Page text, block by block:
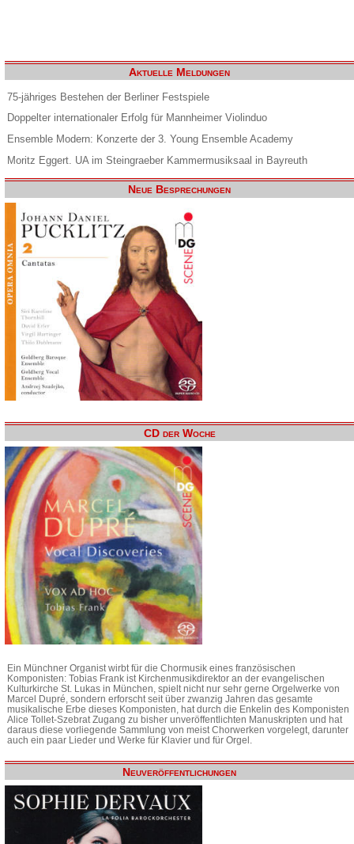
Aktuelle Meldungen
75-jähriges Bestehen der Berliner Festspiele
Doppelter internationaler Erfolg für Mannheimer Violinduo
Ensemble Modern: Konzerte der 3. Young Ensemble Academy
Moritz Eggert. UA im Steingraeber Kammermusiksaal in Bayreuth
Neue Besprechungen
CD der Woche
Ein Münchner Organist wirbt für die Chormusik eines französischen
Komponisten: Tobias Frank ist Kirchenmusikdirektor an der evangelischen
Kulturkirche St. Lukas in München, spielt nicht nur sehr gerne Orgelwerke von
Marcel Dupré, sondern erforscht seit über zwanzig Jahren das gesamte
musikalische Erbe dieses Komponisten, hat durch die Enkelin des Komponisten
Alice Tollet-Szebrat Zugang zu bisher unveröffentlichten Manuskripten und hat
daraus diese vorliegende Sammlung von meist Chorwerken vorgelegt, darunter
auch ein paar Lieder und Werke für Klavier und für Orgel.
Neuveröffentlichungen